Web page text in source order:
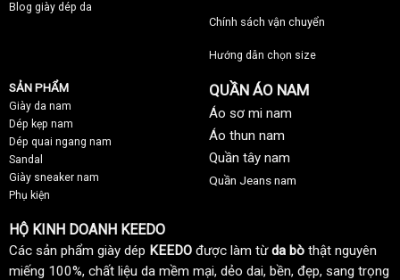
Blog giày dép da
Chính sách vận chuyển
Hướng dẫn chọn size
SẢN PHẨM
Giày da nam
Dép kẹp nam
Dép quai ngang nam
Sandal
Giày sneaker nam
Phụ kiện
QUẦN ÁO NAM
Áo sơ mi nam
Áo thun nam
Quần tây nam
Quần Jeans nam
HỘ KINH DOANH KEEDO
Các sản phẩm giày dép KEEDO được làm từda bò thật nguyên
miếng 100%, chất liệu da mềm mại, dẻo dai, bền, đẹp, sang trọng